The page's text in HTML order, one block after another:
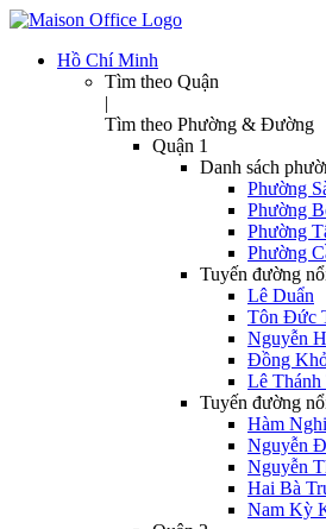
Hồ Chí Minh
Tìm theo Quận
|
Tìm theo Phường & Đường
Quận 1
Danh sách
Phường
Phường
Phường
Phường
Tuyến đường
Lê Duẩn
Tôn Đức
Nguyễn
Đồng
Lê Thánh
Tuyến đường
Hàm Nghi
Nguyễn
Nguyễn
Hai Bà
Nam Kỳ